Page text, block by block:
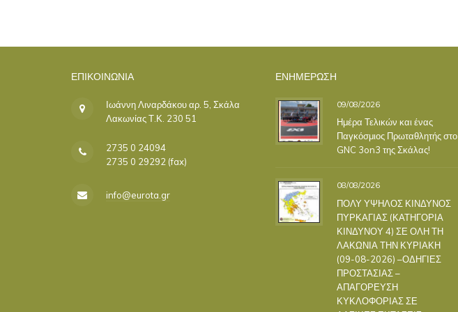
ΕΠΙΚΟΙΝΩΝΊΑ
Ιωάννη Λιναρδάκου αρ. 5, Σκάλα
Λακωνίας Τ.Κ. 230 51
2735 0 24094
2735 0 29292 (fax)
info@eurota.gr
ΕΝΗΜΕΡΩΣΗ
09/08/2026
Ημέρα Τελικών και ένας
Παγκόσμιος Πρωταθλητής στο
GNC 3on3 της Σκάλας!
08/08/2026
ΠΟΛΥ ΥΨΗΛΟΣ ΚΙΝΔΥΝΟΣ
ΠΥΡΚΑΓΙΑΣ (ΚΑΤΗΓΟΡΙΑ
ΚΙΝΔΥΝΟΥ 4) ΣΕ ΟΛΗ ΤΗ
ΛΑΚΩΝΙΑ ΤΗΝ ΚΥΡΙΑΚΗ
(09-08-2026) –ΟΔΗΓΙΕΣ
ΠΡΟΣΤΑΣΙΑΣ –
ΑΠΑΓΟΡΕΥΣΗ
ΚΥΚΛΟΦΟΡΙΑΣ ΣΕ